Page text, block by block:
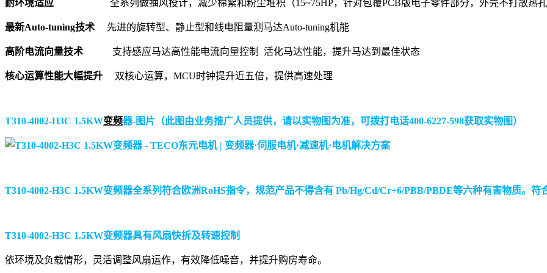
耐环境适应 全系列做抽风投计，减少棉絮和粉尘堆积（15~75HP，针对包覆PCB版电子零件部分，外壳不打散热孔
最新Auto-tuning技术 先进的旋转型、静止型和线电阻量测马达Auto-tuning机能
高阶电流向量技术 支持感应马达高性能电流向量控制 活化马达性能，提升马达到最佳状态
核心运算性能大幅提升 双核心运算，MCU时钟提升近五倍，提供高速处理
T310-4002-H3C 1.5KW变频器-图片（此图由业务推广人员提供，请以实物图为准，可拨打电话400-6227-598获取实物图）
T310-4002-H3C 1.5KW变频器全系列符合欧洲RoHS指令，规范产品不得含有 Pb/Hg/Cd/Cr+6/PBB/PBDE等六种有害物质。符
T310-4002-H3C 1.5KW变频器具有风扇快拆及转速控制
依环境及负载情形，灵活调整风扇运作，有效降低噪音，并提升购房寿命。